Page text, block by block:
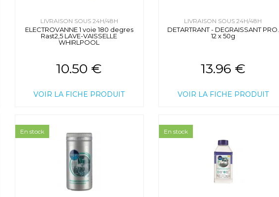
LIVRAISON SOUS 24H/48H
ELECTROVANNE 1 voie 180 degres
Rast2,5 LAVE-VAISSELLE
WHIRLPOOL
10.50 €
VOIR LA FICHE PRODUIT
LIVRAISON SOUS 24H/48H
DETARTRANT - DEGRAISSANT PRO.
12 x 50g
13.96 €
VOIR LA FICHE PRODUIT
En stock En stock